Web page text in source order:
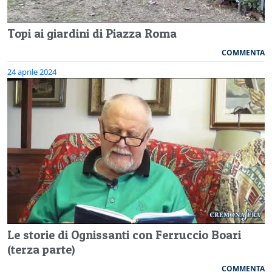
Topi ai giardini di Piazza Roma
COMMENTA
24 aprile 2024
Le storie di Ognissanti con Ferruccio Boari
(terza parte)
COMMENTA